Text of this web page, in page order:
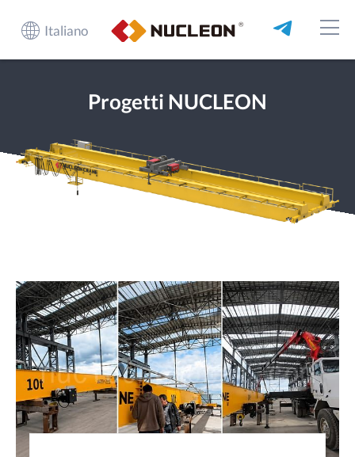
Italiano
Progetti NUCLEON